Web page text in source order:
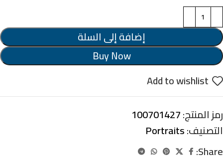
إضافة إلى السلة
Buy Now
Add to wishlist
رمز المنتج:100701427
التصنيف:Portraits
Share: